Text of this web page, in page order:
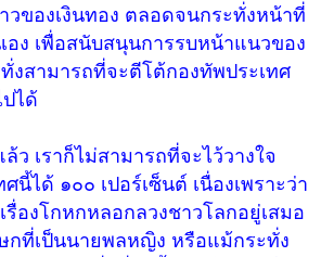
วของเงินทอง ตลอดจนกระทั่งหน้าที่
อง เพื่อสนับสนุนการรบหน้าแนวของ
งสามารถที่จะตีโต้กองทัพประเทศ
ได้
ว เราก็ไม่สามารถที่จะไว้วางใจ
นี้ได้ ๑๐๐ เปอร์เซ็นต์ เนื่องเพราะว่า
รื่องโกหกหลอกลวงชาวโลกอยู่เสมอ
กที่เป็นนายพลหญิง หรือแม้กระทั่ง